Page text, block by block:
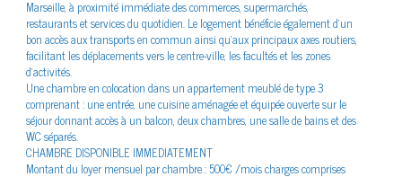
Plus d'informations sur
le quartier
Bilan
Marseille, à proximité immédiate des commerces, supermarchés,
restaurants et services du quotidien. Le logement bénéficie également d’un
bon accès aux transports en commun ainsi qu’aux principaux axes routiers,
facilitant les déplacements vers le centre-ville, les facultés et les zones
d’activités.
Une chambre en colocation dans un appartement meublé de type 3
comprenant : une entrée, une cuisine aménagée et équipée ouverte sur le
séjour donnant accès à un balcon, deux chambres, une salle de bains et des
WC séparés.
CHAMBRE DISPONIBLE IMMEDIATEMENT
Montant du loyer mensuel par chambre : 500€ /mois charges comprises